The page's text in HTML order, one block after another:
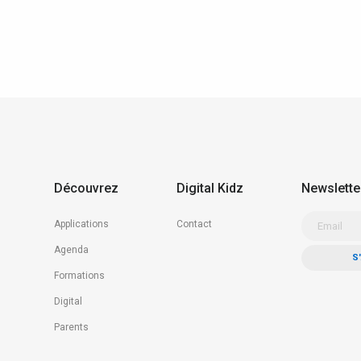
Découvrez
Applications
Agenda
Formations
Digital
Parents
Digital Kidz
Contact